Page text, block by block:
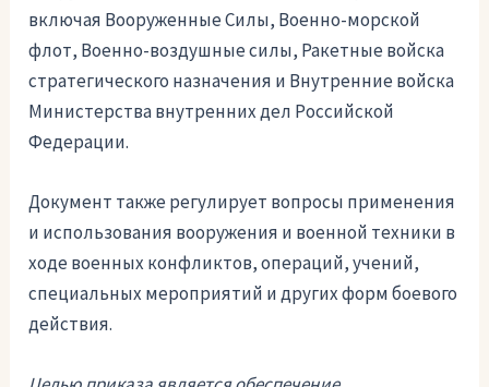
включая Вооруженные Силы, Военно-морской
флот, Военно-воздушные силы, Ракетные войска
стратегического назначения и Внутренние войска
Министерства внутренних дел Российской
Федерации.
Документ также регулирует вопросы применения
и использования вооружения и военной техники в
ходе военных конфликтов, операций, учений,
специальных мероприятий и других форм боевого
действия.